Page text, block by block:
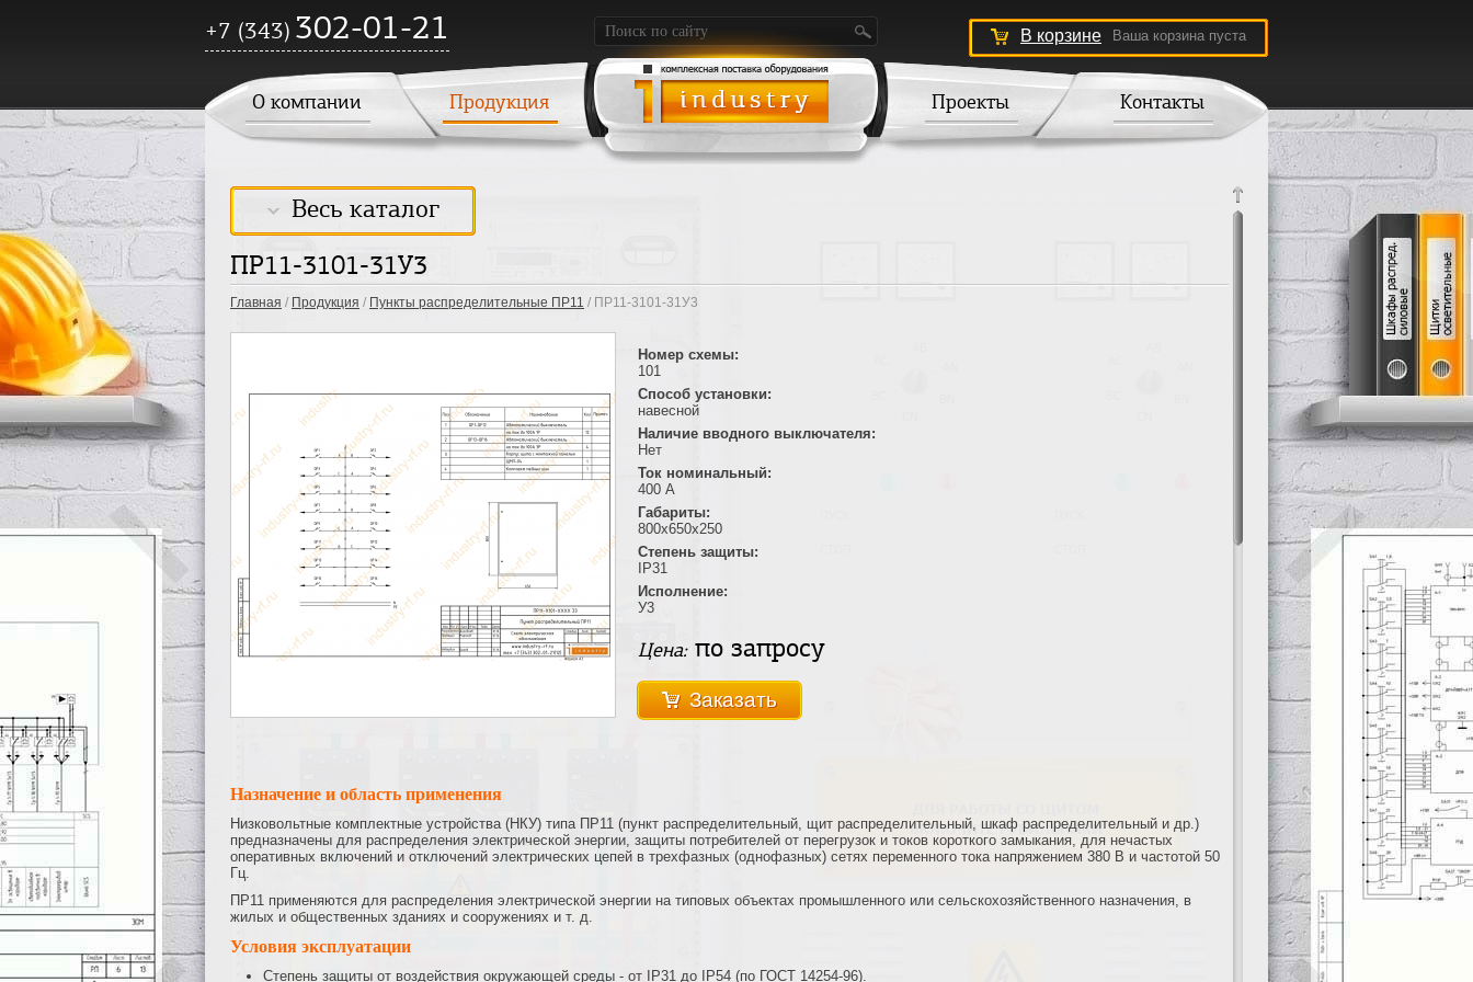
+7 (343) 302-01-21 В корзине Ваша корзина пуста
О компании Контакты
Продукция Проекты
Весь каталог
ПР11-3101-31У3
Главная / Продукция / Пункты распределительные ПР11 / ПР11-3101-31У3
Номер схемы:
101
Способ установки:
навесной
Наличие вводного выключателя:
Нет
Ток номинальный:
400 А
Габариты:
800х650х250
Степень защиты:
IP31
Исполнение:
У3
Цена: по запросу
Заказать
Назначение и область применения
Низковольтные комплектные устройства (НКУ) типа ПР11 (пункт распределительный, щит распределительный, шкаф распределительный и др.)
предназначены для распределения электрической энергии, защиты потребителей от перегрузок и токов короткого замыкания, для нечастых
оперативных включений и отключений электрических цепей в трехфазных (однофазных) сетях переменного тока напряжением 380 В и частотой 50
Гц.
ПР11 применяются для распределения электрической энергии на типовых объектах промышленного или сельскохозяйственного назначения, в
жилых и общественных зданиях и сооружениях и т. д.
Условия эксплуатации
Степень защиты от воздействия окружающей среды - от IP31 до IP54 (по ГОСТ 14254-96).